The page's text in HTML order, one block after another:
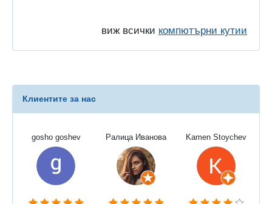
виж всички компютърни кутии
Клиентите за нас
gosho goshev Ралица Иванова Kamen Stoychev